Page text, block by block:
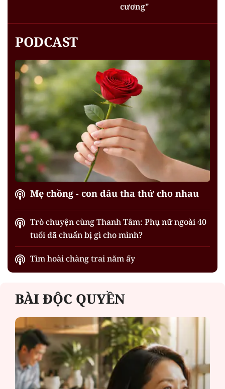
cương"
PODCAST
Mẹ chồng - con dâu tha thứ cho nhau
Trò chuyện cùng Thanh Tâm: Phụ nữ ngoài 40
tuổi đã chuẩn bị gì cho mình?
Tìm hoài chàng trai năm ấy
BÀI ĐỘC QUYỀN